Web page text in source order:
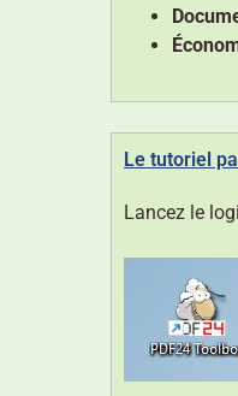
Le tutoriel
Lancez le